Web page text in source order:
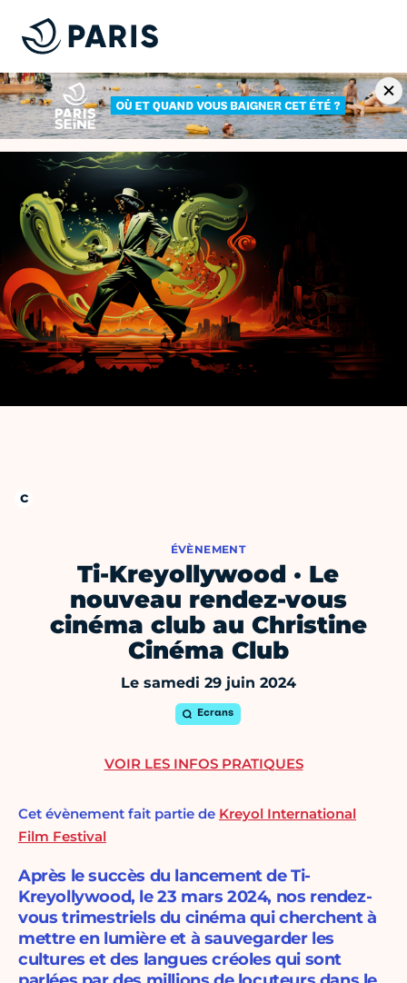
ÉVÈNEMENT
Ti-Kreyollywood · Le
nouveau rendez-vous
cinéma club au Christine
Cinéma Club
Le samedi 29 juin 2024
Ecrans
Cet évènement fait partie de Kreyol International
Film Festival
Après le succès du lancement de Ti-
Kreyollywood, le 23 mars 2024, nos rendez-
vous trimestriels du cinéma qui cherchent à
mettre en lumière et à sauvegarder les
cultures et des langues créoles qui sont
VOIR LES INFOS PRATIQUES